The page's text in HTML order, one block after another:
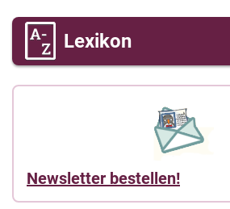
Lexikon
Newsletter bestellen!